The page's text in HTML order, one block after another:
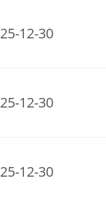
12-30
12-30
12-30